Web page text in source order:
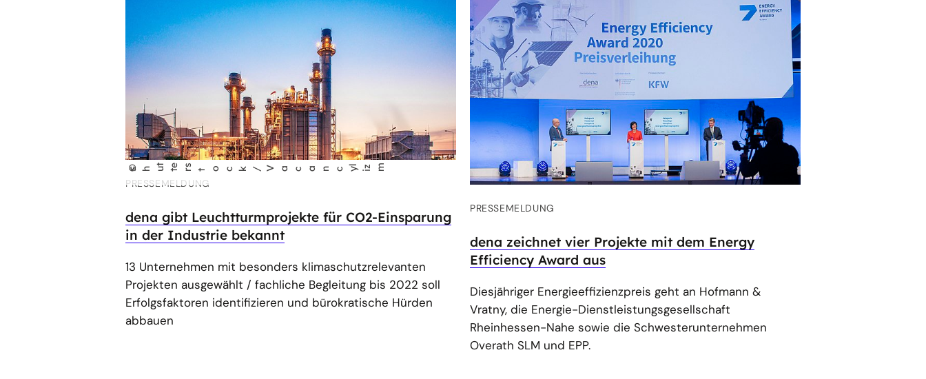
©
shu t
t e
r s
t
ock/Vacancy l i zm
PRESSEMELDUNG
dena gibt Leuchtturmprojekte für CO2-Einsparung
in der Industrie bekannt
13 Unternehmen mit besonders klimaschutzrelevanten
Projekten ausgewählt / fachliche Begleitung bis 2022 soll
Erfolgsfaktoren identifizieren und bürokratische Hürden
abbauen
PRESSEMELDUNG
dena zeichnet vier Projekte mit dem Energy
Efficiency Award aus
Diesjähriger Energieeffizienzpreis geht an Hofmann &
Vratny, die Energie-Dienstleistungsgesellschaft
Rheinhessen-Nahe sowie die Schwesterunternehmen
Overath SLM und EPP.